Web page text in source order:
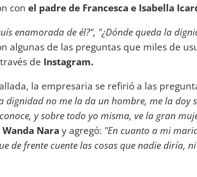
con el padre de Francesca e Isabella
enamorada de él?", "¿Dónde queda la
algunas de las preguntas que miles de
de Instagram.
la empresaria se refirió a las
dignidad no me la da un hombre, me la doy
y sobre todo yo misma, ve la gran
Wanda Nara y agregó: "En cuanto a mi
de frente cuente las cosas que nadie diría,